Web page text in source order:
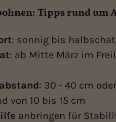
Tipps rund um
: sonnig bis
: ab Mitte März im
: 30 - 40 cm
von 10 bis 15 cm
anbringen für